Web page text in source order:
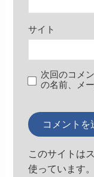
サイト
次回のコメ
の名前、メ
このサイトは
使っています。